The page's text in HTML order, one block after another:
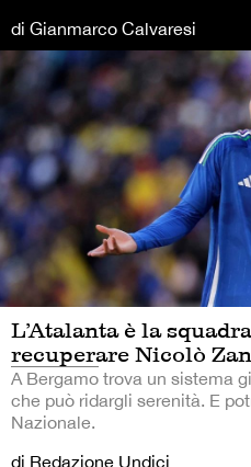
di Gianmarco Calvaresi
L’Atalanta è la
recuperare Nicolò
A Bergamo trova un sistema
che può ridargli serenità. E
Nazionale.
di Redazione Undici